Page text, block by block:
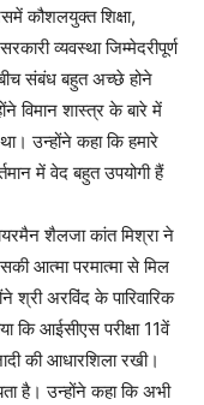
कौशलयुक्त शिक्षा,
व्यवस्था जिम्मेदरीपूर्ण
बीच संबंध बहुत अच्छे होने
विमान शास्त्र के बारे में
था। उन्होंने कहा कि हमारे
में वेद बहुत उपयोगी हैं
शैलजा कांत मिश्रा ने
आत्मा परमात्मा से मिल
श्री अरविंद के पारिवारिक
कि आईसीएस परीक्षा 11वें
की आधारशिला रखी।
है। उन्होंने कहा कि अभी